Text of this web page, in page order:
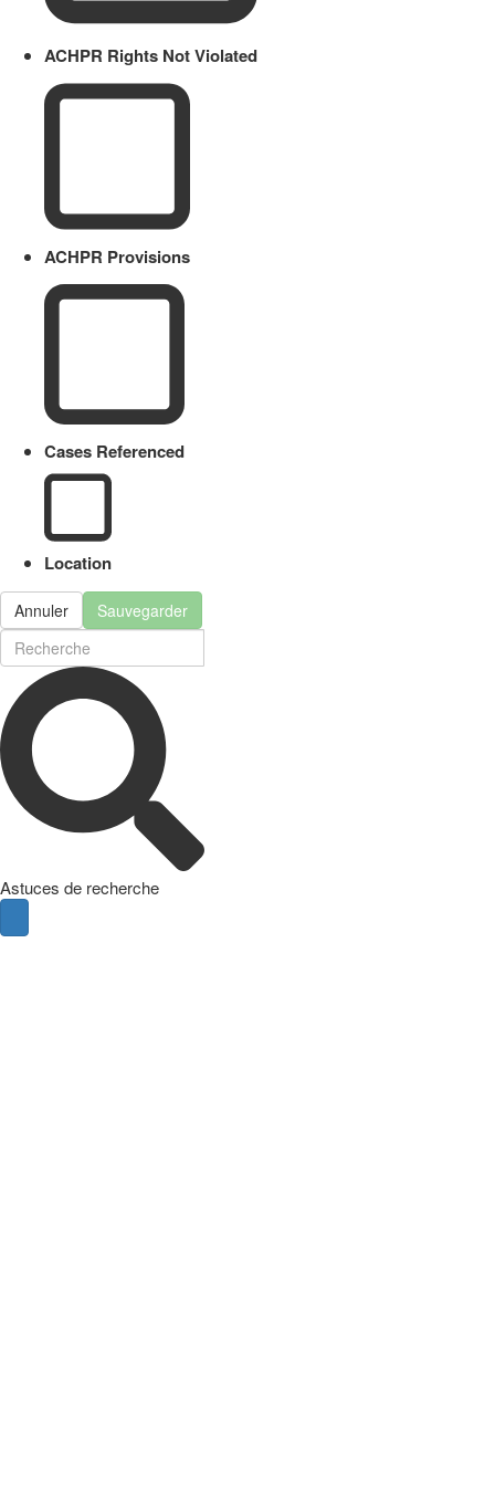
ACHPR Rights Not Violated
ACHPR Provisions
Cases Referenced
Location
Annuler Sauvegarder
Astuces de recherche